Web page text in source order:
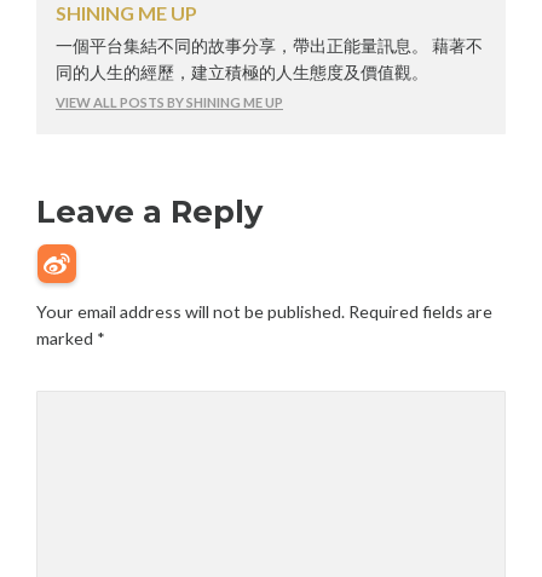
SHINING ME UP
一個平台集結不同的故事分享，帶出正能量訊息。 藉著不
同的人生的經歷，建立積極的人生態度及價值觀。
VIEW ALL POSTS BY SHINING ME UP
Leave a Reply
Your email address will not be published. Required fields are
marked *